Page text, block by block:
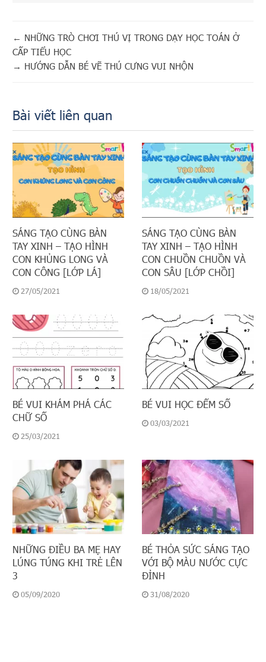
← NHỮNG TRÒ CHƠI THÚ VỊ TRONG DẠY HỌC TOÁN Ở
CẤP TIỂU HỌC
→ HƯỚNG DẪN BÉ VẼ THÚ CƯNG VUI NHỘN
Bài viết liên quan
SÁNG TẠO CÙNG BÀN
TAY XINH – TẠO HÌNH
CON KHỦNG LONG VÀ
CON CÔNG [LỚP LÁ]
27/05/2021
SÁNG TẠO CÙNG BÀN
TAY XINH – TẠO HÌNH
CON CHUỒN CHUỒN VÀ
CON SÂU [LỚP CHỒI]
18/05/2021
BÉ VUI KHÁM PHÁ CÁC
CHỮ SỐ
25/03/2021
BÉ VUI HỌC ĐẾM SỐ
03/03/2021
NHỮNG ĐIỀU BA MẸ HAY
LÚNG TÚNG KHI TRẺ LÊN
3
05/09/2020
BÉ THỎA SỨC SÁNG TẠO
VỚI BỘ MÀU NƯỚC CỰC
ĐỈNH
31/08/2020